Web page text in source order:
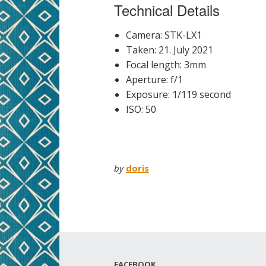
Technical Details
Camera: STK-LX1
Taken: 21. July 2021
Focal length: 3mm
Aperture: f/1
Exposure: 1/119 second
ISO: 50
by doris